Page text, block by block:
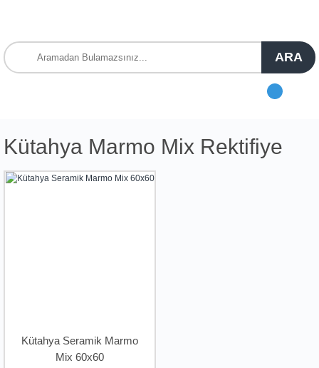
ARA
Kütahya Marmo Mix Rektifiye
Kütahya Seramik Marmo
Mix 60x60